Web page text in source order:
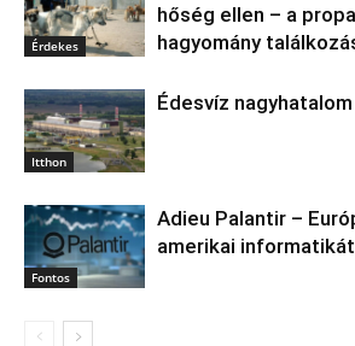
Érdekes
hőség ellen – a
hagyomány
Itthon
Édesvíz nagyhatalom
Fontos
Adieu Palantir –
amerikai